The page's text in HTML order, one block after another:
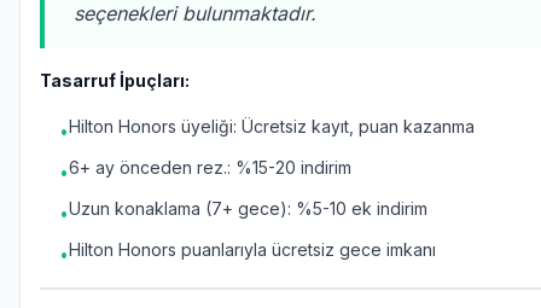
seçenekleri bulunmaktadır.
Tasarruf İpuçları:
•Hilton Honors üyeliği: Ücretsiz kayıt, puan kazanma
•6+ ay önceden rez.: %15-20 indirim
•Uzun konaklama (7+ gece): %5-10 ek indirim
•Hilton Honors puanlarıyla ücretsiz gece imkanı